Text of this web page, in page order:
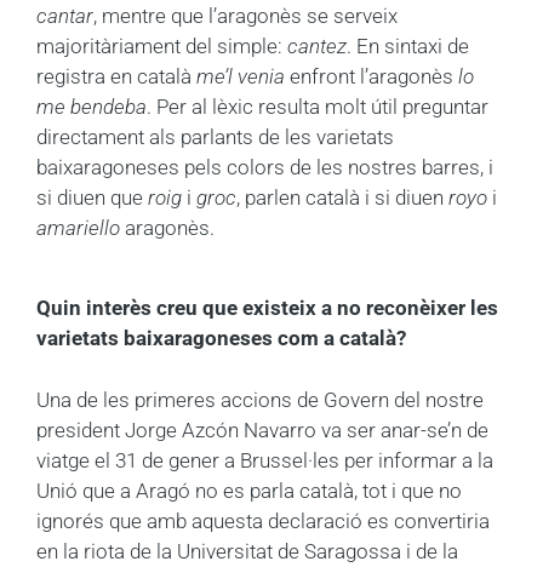
cantar, mentre que l’aragonès se serveix
majoritàriament del simple: cantez. En sintaxi de
registra en català me’l venia enfront l’aragonès lo
me bendeba. Per al lèxic resulta molt útil preguntar
directament als parlants de les varietats
baixaragoneses pels colors de les nostres barres, i
si diuen que roig i groc, parlen català i si diuen royo i
amariello aragonès.
Quin interès creu que existeix a no reconèixer les
varietats baixaragoneses com a català?
Una de les primeres accions de Govern del nostre
president Jorge Azcón Navarro va ser anar-se’n de
viatge el 31 de gener a Brussel·les per informar a la
Unió que a Aragó no es parla català, tot i que no
ignorés que amb aquesta declaració es convertiria
en la riota de la Universitat de Saragossa i de la